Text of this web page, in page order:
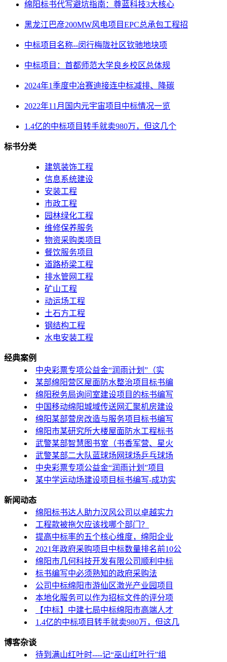
绵阳标书代写避坑指南：尊蓝科技3大核心
黑龙江巴彦200MW风电项目EPC总承包工程招
中标项目名称--闵行梅陇社区钦驰地块项
中标项目：首都师范大学良乡校区总体规
2024年1季度中冶赛迪接连中标减排、降碳
2022年11月国内元宇宙项目中标情况一览
1.4亿的中标项目转手就卖980万，但这几个
标书分类
建筑装饰工程
信息系统建设
安装工程
市政工程
园林绿化工程
维修保养服务
物资采购类项目
餐饮服务项目
道路桥梁工程
排水管网工程
矿山工程
动运场工程
土石方工程
钢结构工程
水电安装工程
经典案例
中央彩票专项公益金“润雨计划”（实
某部绵阳营区屋面防水整治项目标书编
绵阳税务局询问室建设项目的标书编写
中国移动绵阳城域传送网汇聚机房建设
绵阳某部营房改造与服务项目标书编写
绵阳市某研究所大楼屋面防水工程标书
武警某部智慧图书室（书香军营、星火
武警某部二大队蓝球场网球场乒乓球场
中央彩票专项公益金“润雨计划”项目
某中学运动场建设项目标书编写-成功实
新闻动态
绵阳标书达人助力汉风公司以卓越实力
工程款被拖欠应该找哪个部门？
提高中标率的五个核心维度，绵阳企业
2021年政府采购项目中标数量排名前10公
绵阳市几何科技开发有限公司顺利中标
标书编写中必须熟知的政府采购法
公司中标绵阳市游仙区激光产业园项目
本地化服务可以作为招标文件的评分项
【中标】中建七局中标绵阳市高端人才
1.4亿的中标项目转手就卖980万，但这几
博客杂谈
待到满山红叶时----记“巫山红叶行”组